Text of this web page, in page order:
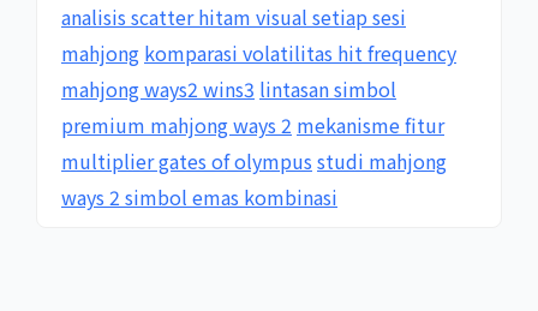
analisis scatter hitam visual setiap sesi
mahjong komparasi volatilitas hit frequency
mahjong ways2 wins3 lintasan simbol
premium mahjong ways 2 mekanisme fitur
multiplier gates of olympus studi mahjong
ways 2 simbol emas kombinasi